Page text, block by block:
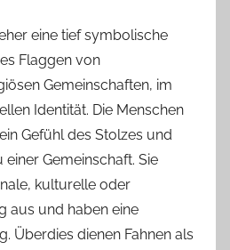
eine tief symbolische
Flaggen von
Gemeinschaften, im
Identität. Die Menschen
Gefühl des Stolzes und
Gemeinschaft. Sie
kulturelle oder
aus und haben eine
Überdies dienen Fahnen als